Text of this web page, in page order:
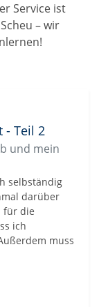
Service ist
– wir
- Teil 2
und mein
selbständig
darüber
für die
ich
muss